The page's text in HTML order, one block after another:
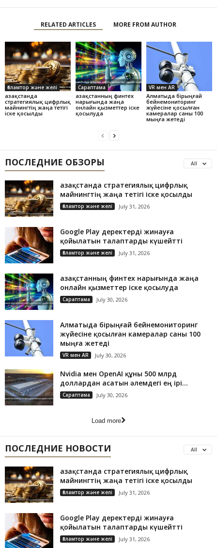
RELATED ARTICLES MORE FROM AUTHOR
Ғаламтор және желі
Қазақстанда
стратегиялық цифрлық
майнингтің жаңа тетігі
іске қосылды
Сараптама
Қазақстанның финтех
нарығында жаңа
онлайн қызметтер іске
қосылуда
VR мен AR
Алматыда бірыңғай
бейнемониторинг
жүйесіне қосылған
камералар саны 100
мыңға жетеді
ПОСЛЕДНИЕ ОБЗОРЫ All
Қазақстанда стратегиялық цифрлық
майнингтің жаңа тетігі іске қосылды
Ғаламтор және желі July 31, 2026
Google Play деректерді жинауға
қойылатын талаптарды күшейтті
Ғаламтор және желі July 31, 2026
Қазақстанның финтех нарығында жаңа
онлайн қызметтер іске қосылуда
Сараптама July 30, 2026
Алматыда бірыңғай бейнемониторинг
жүйесіне қосылған камералар саны 100
мыңға жетеді
VR мен AR July 30, 2026
Nvidia мен OpenAI құны 500 млрд
доллардан асатын әлемдегі ең ірі...
Сараптама July 30, 2026
Load more
ПОСЛЕДНИЕ НОВОСТИ All
Қазақстанда стратегиялық цифрлық
майнингтің жаңа тетігі іске қосылды
Ғаламтор және желі July 31, 2026
Google Play деректерді жинауға
қойылатын талаптарды күшейтті
Ғаламтор және желі July 31, 2026